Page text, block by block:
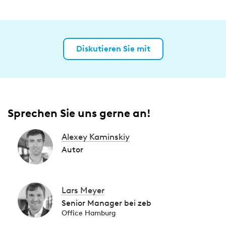
Diskutieren Sie mit
Sprechen Sie uns gerne an!
Alexey Kaminskiy
Autor
Lars Meyer
Senior Manager bei zeb
Office Hamburg